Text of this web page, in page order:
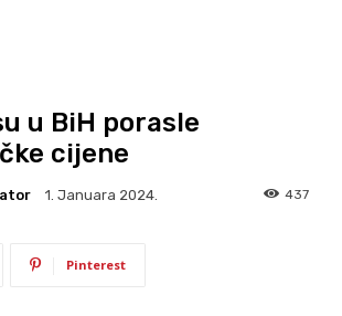
u BiH porasle
cijene
1. Januara 2024. 437
Pinterest